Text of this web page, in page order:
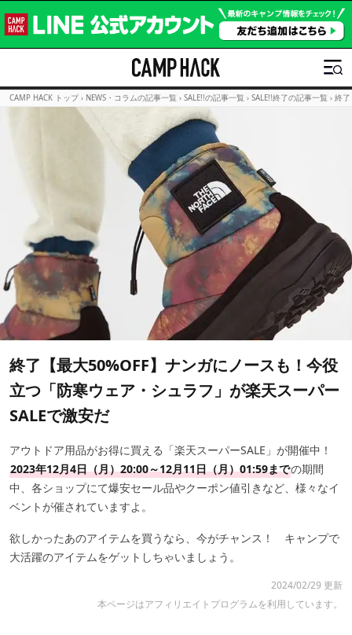
CAMP HACK トップ › NEWS・コラムの記事一覧 › SALE!!の記事一覧 › SALE!!終了の記事一覧 › 終了
終了【最大50%OFF】ナンガにノースも！今役
立つ「防寒ウェア・シュラフ」が楽天スーパー
SALEで激安だ
アウトドア用品がお得に買える「楽天スーパーSALE」が開催中！
2023年12月4日（月）20:00～12月11日（月）01:59までの期間
中、各ショップにて爆安セール品やクーポン値引きなど、様々なイ
ベントが催されていますよ。
欲しかったあのアイテムを買うなら、今がチャンス！ キャンプで
大活躍のアイテムをゲットしちゃいましょう。
2024/02/29 更新
本ページはアフィリエイトプログラムを利用しています。